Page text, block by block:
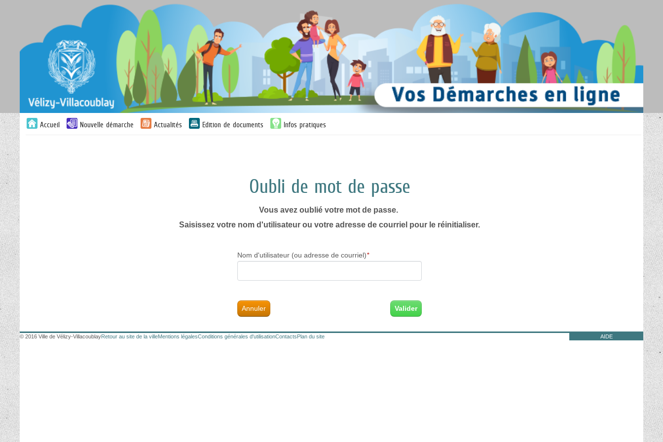
Liste
des
Accueil Nouvelle démarche Actualités Edition de documents Infos pratiques
Oubli de mot de passe
Vous avez oublié votre mot de passe.
Saisissez votre nom d'utilisateur ou votre adresse de courriel pour le réinitialiser.
Nom d'utilisateur (ou adresse de courriel)*
Annuler
© 2016 Ville de Vélizy-VillacoublayRetour au site de la villeMentions légalesConditions générales d'utilisationContactsPlan du site AIDE